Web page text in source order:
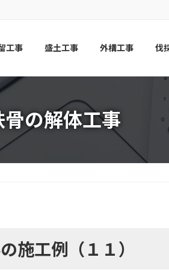
工事 盛土工事 外構工事 伐
の解体工事
施工例（１１）